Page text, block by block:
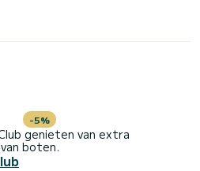
-5%
genieten van extra
boten.